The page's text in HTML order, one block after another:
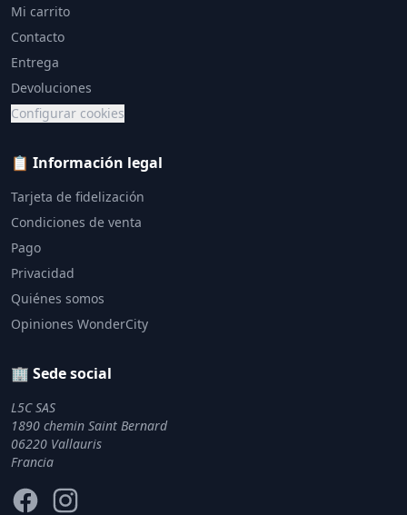
Mi carrito
Contacto
Entrega
Devoluciones
Configurar cookies
📋 Información legal
Tarjeta de fidelización
Condiciones de venta
Pago
Privacidad
Quiénes somos
Opiniones WonderCity
🏢 Sede social
L5C SAS
1890 chemin Saint Bernard
06220 Vallauris
Francia
FacebookInstagram